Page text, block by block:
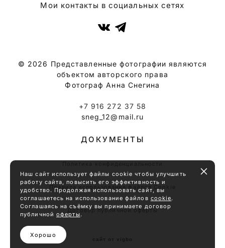
Мои контакты в социальных сетях
© 2026 Представленные фотографии являются
объектом авторского права
Фотограф Анна Снегина
+7 916 272 37 58
sneg_12@mail.ru
ДОКУМЕНТЫ
Правила использования файлов Cookie
Договор публичной оферты
Наш сайт использует файлы cookie чтобы улучшить
работу сайта, повысить его эффективность и
удобство. Продолжая использовать сайт, вы
соглашаетесь на использование файлов cookie.
Соглашаясь на съёмку вы принимаете договор
публичной оферты.
Хорошо